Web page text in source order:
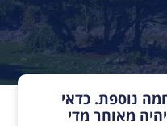
נוספת. כדאי
מאוחר מדי